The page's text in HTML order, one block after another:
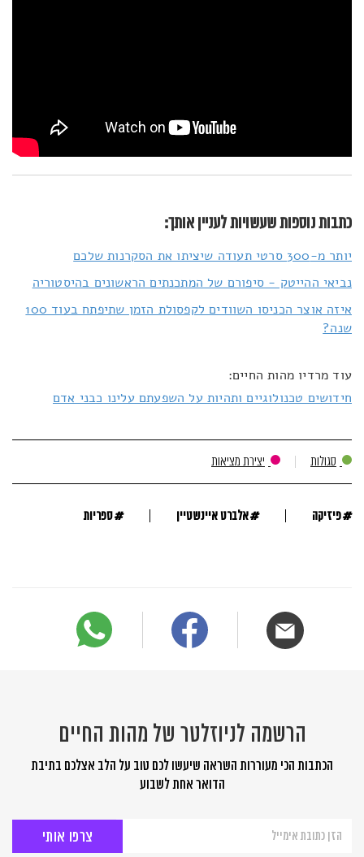
כתבות נוספות שעשויות לעניין אותך:
יותר מ-300 סרטי תעודה שיציתו את הסקרנות שלכם
נביאי ההייטק - סיפורם של המתכנתים הראשונים בהיסטוריה
איזה אוצר הכניסו השוודים לקפסולת הזמן שתיפתח בעוד 100
שנה?
עוד מרדיו מהות החיים:
חידושים טכנולוגיים ותהיות על השפעתם עלינו כבני אדם
סגולות יצירת מציאות
#פיזיקה #אלברט איינשטיין #ספריות
הרשמה לניוזלטר של מהות החיים
הכתבות הכי מעוררות השראה שיעשו לכם טוב על הלב אצלכם בתיבת
הדואר אחת לשבוע
לניוזלטר